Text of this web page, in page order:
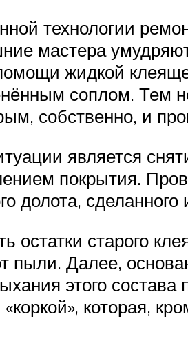
технологии
мастера
жидкой
соплом. Тем
собственно, и
является
покрытия.
долота,
остатки старого
пыли. Далее,
этого
которая,